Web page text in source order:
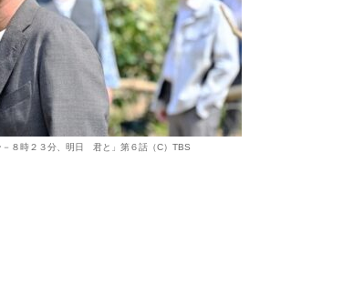
－８時２３分、明日 君と」第６話（C）TBS